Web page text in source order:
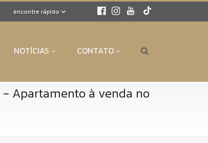
encontre rápido
NOTÍCIAS CONTATO
- Apartamento à venda no